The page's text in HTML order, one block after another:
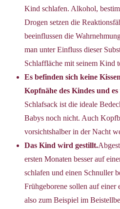
Kind schlafen. Alkohol,
Drogen setzen die
beeinflussen die
man unter Einfluss dieser
Schlaffläche mit seinem Kind
Es befinden sich keine
Kopfnähe des Kindes und
Schlafsack ist die ideale
Babys noch nicht. Auch
vorsichtshalber in der Nacht
Das Kind wird gestillt.
ersten Monaten besser auf
schlafen und einen Schnuller
Frühgeborene sollen auf einer
also zum Beispiel im